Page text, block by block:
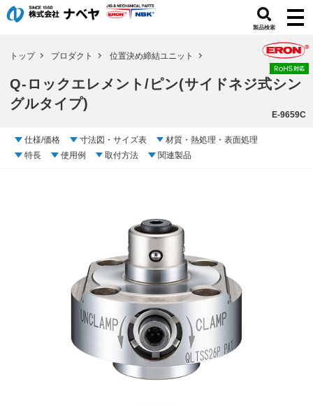
製品検索
トップ プロダクト 位置決め締結ユニット
Q-ロックエレメント/ピン(サイドネジ式シン
グルタイプ)
E-9659C
仕様/価格 寸法図・サイズ表
材質・熱処理・表面処理
特長
使用例 取付方法 関連製品